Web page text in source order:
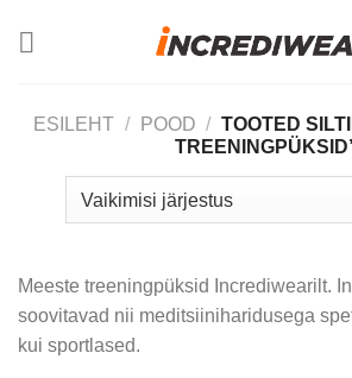
ESILEHT / POOD / TOOTED
Meeste treeningpüksid Incrediwearilt.
soovitavad nii meditsiiniharidusega
kui sportlased.